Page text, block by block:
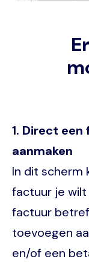
1. Direct
aanmaken
In dit scherm
factuur je wilt
factuur
toevoegen
en/of een